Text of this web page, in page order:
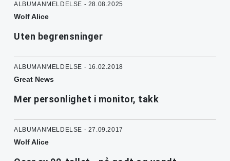
ALBUMANMELDELSE - 28.08.2025
Wolf Alice
Uten begrensninger
ALBUMANMELDELSE - 16.02.2018
Great News
Mer personlighet i monitor, takk
ALBUMANMELDELSE - 27.09.2017
Wolf Alice